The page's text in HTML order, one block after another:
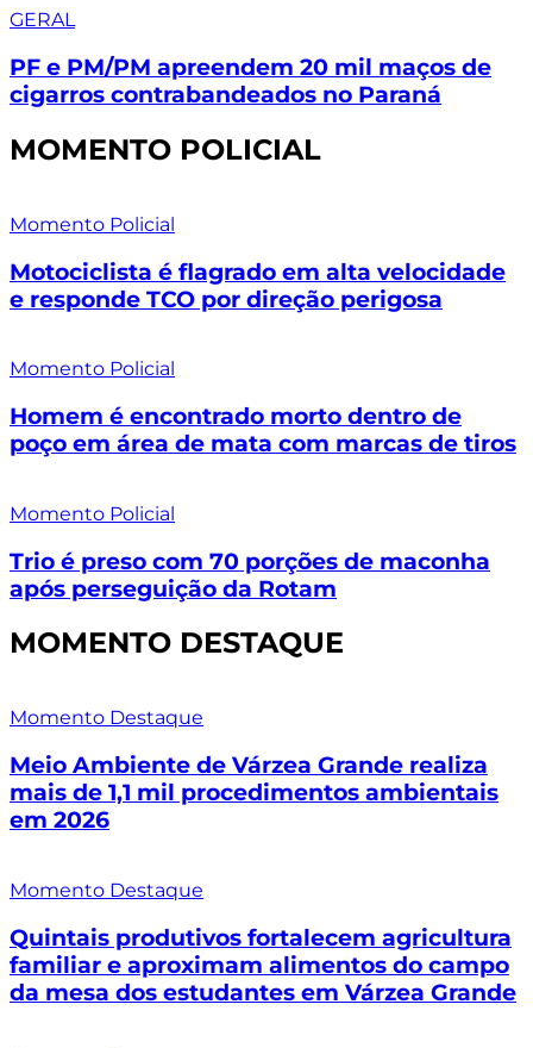
GERAL
PF e PM/PM apreendem 20 mil maços de
cigarros contrabandeados no Paraná
MOMENTO POLICIAL
Momento Policial
Motociclista é flagrado em alta velocidade
e responde TCO por direção perigosa
Momento Policial
Homem é encontrado morto dentro de
poço em área de mata com marcas de tiros
Momento Policial
Trio é preso com 70 porções de maconha
após perseguição da Rotam
MOMENTO DESTAQUE
Momento Destaque
Meio Ambiente de Várzea Grande realiza
mais de 1,1 mil procedimentos ambientais
em 2026
Momento Destaque
Quintais produtivos fortalecem agricultura
familiar e aproximam alimentos do campo
da mesa dos estudantes em Várzea Grande